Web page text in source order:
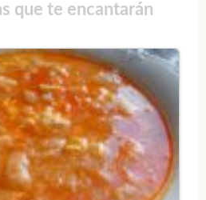
que te encantarán